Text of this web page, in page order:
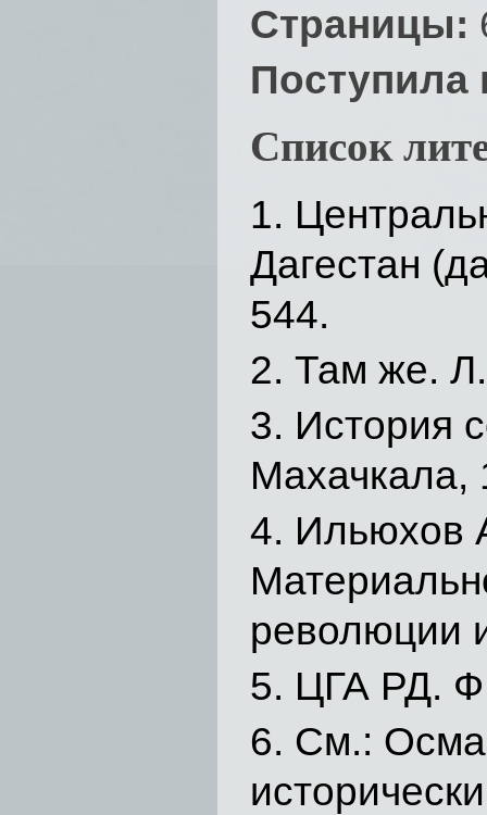
Страницы:
Поступила
Список
Дагестан
544.
Там же.
История
Махачкала,
Ильюхов
революции
ЦГА РД.
См.: